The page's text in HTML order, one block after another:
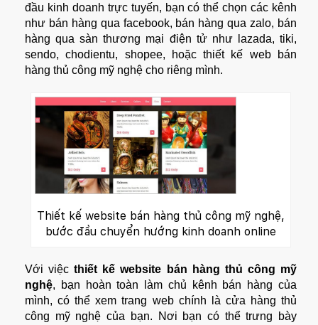
đầu kinh doanh trực tuyến, bạn có thể chọn các kênh
như bán hàng qua facebook, bán hàng qua zalo, bán
hàng qua sàn thương mại điện tử như lazada, tiki,
sendo, chodientu, shopee, hoặc thiết kế web bán
hàng thủ công mỹ nghệ cho riêng mình.
Thiết kế website bán hàng thủ công mỹ nghệ,
bước đầu chuyển hướng kinh doanh online
Với việcthiết kếwebsite bán hàng thủ công mỹ
nghệ, bạn hoàn toàn làm chủ kênh bán hàng của
mình, có thể xem trang web chính là cửa hàng thủ
công mỹ nghệ của bạn. Nơi bạn có thể trưng bày